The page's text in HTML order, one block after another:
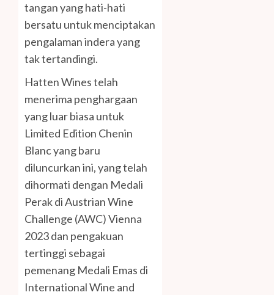
tangan yang hati-hati
bersatu untuk menciptakan
pengalaman indera yang
tak tertandingi.
Hatten Wines telah
menerima penghargaan
yang luar biasa untuk
Limited Edition Chenin
Blanc yang baru
diluncurkan ini, yang telah
dihormati dengan Medali
Perak di Austrian Wine
Challenge (AWC) Vienna
2023 dan pengakuan
tertinggi sebagai
pemenang Medali Emas di
International Wine and